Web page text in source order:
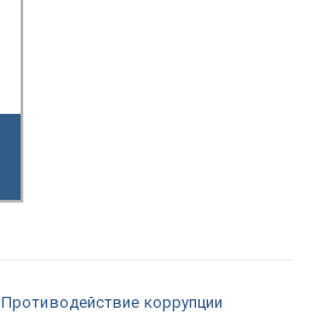
Противодействие коррупции